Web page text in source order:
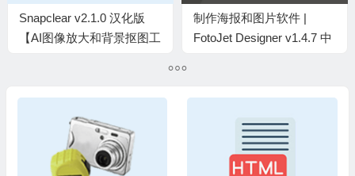
Snapclear v2.1.0 汉化版
【AI图像放大和背景抠图工
制作海报和图片软件 |
FotoJet Designer v1.4.7 中